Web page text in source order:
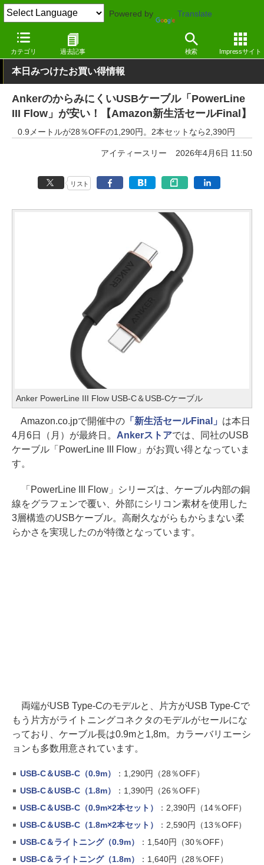
Powered by Translate
カテゴリ 過去記事 検索 Impressサイト
窓の杜 セール
本日みつけたお買い得情報
AnkerのからみにくいUSBケーブル「PowerLine
III Flow」が安い！【Amazon新生活セールFinal】
0.9メートルが28％OFFの1,290円。2本セットなら2,390円
アイティースリー 2026年4月6日 11:50
リスト
Anker PowerLine III Flow USB-C＆USB-Cケーブル
Amazon.co.jpで開催中の「新生活セールFinal」 は本日
4月6日（月）が最終日。 Ankerストアでは、同社のUSB
ケーブル「PowerLine III Flow」がお買い得となっていま
す。
「PowerLine III Flow」シリーズは、ケーブル内部の銅
線をグラフェンで覆い、外部にシリコン素材を使用した
3層構造のUSBケーブル。高耐久ながらもからまない柔
らかさを実現したのが特徴となっています。
両端がUSB Type-Cのモデルと、片方がUSB Type-Cで
もう片方がライトニングコネクタのモデルがセールにな
っており、ケーブル長は0.9mと1,8m。カラーバリエーシ
ョンも多数用意されています。
USB-C＆USB-C（0.9m）
：1,290円（28％OFF）
USB-C＆USB-C（1.8m）
：1,390円（26％OFF）
USB-C＆USB-C（0.9m×2本セット）
：2,390円（14％OFF）
USB-C＆USB-C（1.8m×2本セット）
：2,590円（13％OFF）
USB-C＆ライトニング（0.9m）
：1,540円（30％OFF）
USB-C＆ライトニング（1.8m）
：1,640円（28％OFF）